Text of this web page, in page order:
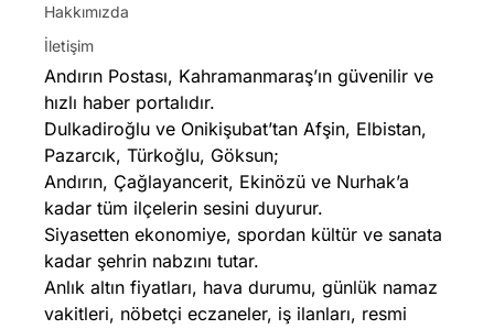
Hakkımızda
İletişim
Andırın Postası, Kahramanmaraş’ın güvenilir ve
hızlı haber portalıdır.
Dulkadiroğlu ve Onikişubat’tan Afşin, Elbistan,
Pazarcık, Türkoğlu, Göksun;
Andırın, Çağlayancerit, Ekinözü ve Nurhak’a
kadar tüm ilçelerin sesini duyurur.
Siyasetten ekonomiye, spordan kültür ve sanata
kadar şehrin nabzını tutar.
Anlık altın fiyatları, hava durumu, günlük namaz
vakitleri, nöbetçi eczaneler, iş ilanları, resmi